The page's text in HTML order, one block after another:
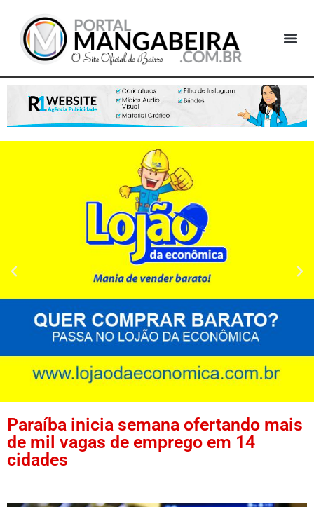
Paraíba inicia semana ofertando mais
de mil vagas de emprego em 14
cidades